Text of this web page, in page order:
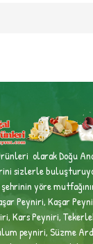
olarak Doğu
sizlerle
yöre
Peyniri, Kaşar
Kars Peyniri,
peyniri,Süzme